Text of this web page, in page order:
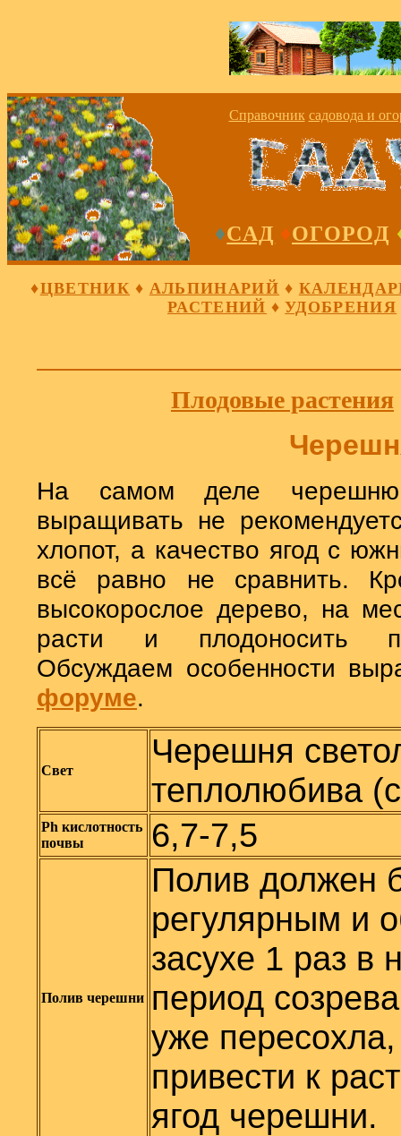
Справочник садовода и
♦САД ♦ОГОРОД
♦ЦВЕТНИК ♦ АЛЬПИНАРИЙ ♦
РАСТЕНИЙ ♦ УДОБРЕНИЯ
Плодовые растения
На самом деле черешню
выращивать не
хлопот, а качество ягод с
всё равно не сравнить.
высокорослое дерево, на
расти и плодоносить
Обсуждаем особенности
форуме.
Свет
Черешня
теплолюбива
Ph кислотность
почвы
6,7-7,5
Полив черешни
Полив должен
регулярным и
засухе 1 раз в
период
уже
привести к
ягод черешни.